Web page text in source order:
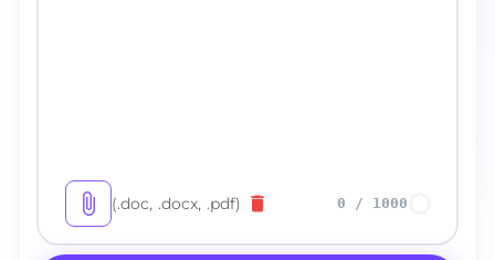
(.doc, .docx, .pdf) 0 / 1000